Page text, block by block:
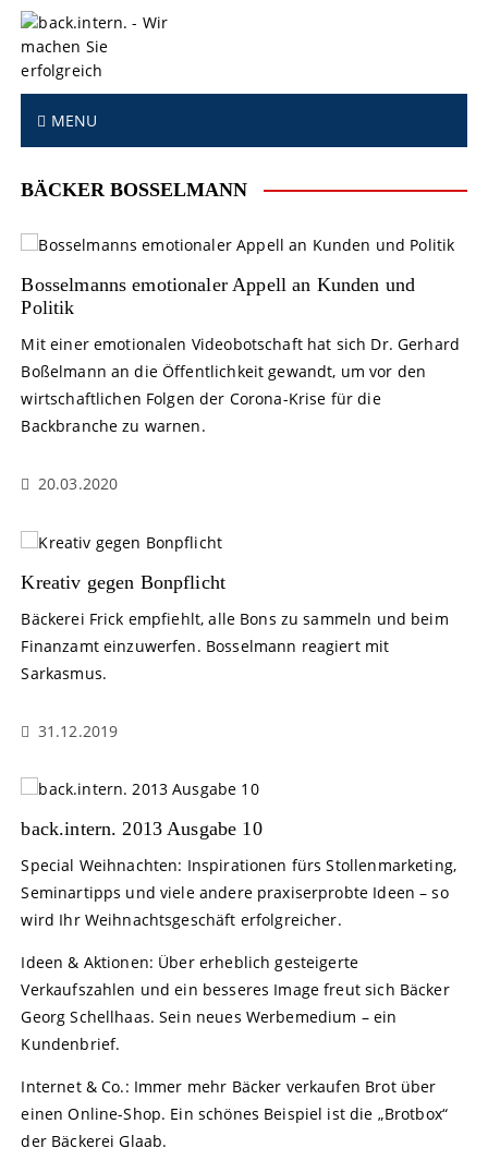
MENU
BÄCKER BOSSELMANN
Bosselmanns emotionaler Appell an Kunden und
Politik
Mit einer emotionalen Videobotschaft hat sich Dr. Gerhard
Boßelmann an die Öffentlichkeit gewandt, um vor den
wirtschaftlichen Folgen der Corona-Krise für die
Backbranche zu warnen.
20.03.2020
Kreativ gegen Bonpflicht
Bäckerei Frick empfiehlt, alle Bons zu sammeln und beim
Finanzamt einzuwerfen. Bosselmann reagiert mit
Sarkasmus.
31.12.2019
back.intern. 2013 Ausgabe 10
Special Weihnachten: Inspirationen fürs Stollenmarketing,
Seminartipps und viele andere praxiserprobte Ideen – so
wird Ihr Weihnachtsgeschäft erfolgreicher.
Ideen & Aktionen: Über erheblich gesteigerte
Verkaufszahlen und ein besseres Image freut sich Bäcker
Georg Schellhaas. Sein neues Werbemedium – ein
Kundenbrief.
Internet & Co.: Immer mehr Bäcker verkaufen Brot über
einen Online-Shop. Ein schönes Beispiel ist die „Brotbox“
der Bäckerei Glaab.